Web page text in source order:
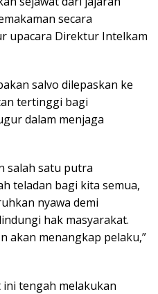
secara
upacara Direktur Intelkam
salvo dilepaskan ke
tertinggi bagi
dalam menjaga
salah satu putra
teladan bagi kita semua,
nyawa demi
hak masyarakat.
akan menangkap pelaku,”
ini tengah melakukan